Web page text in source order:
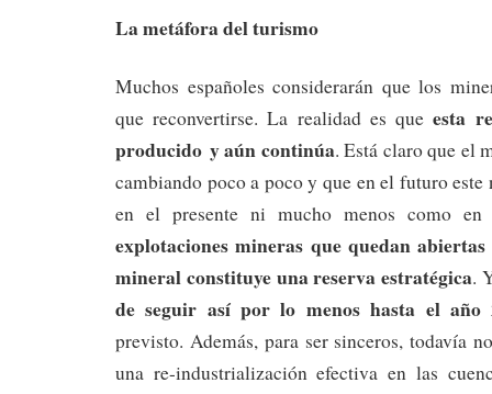
La metáfora del turismo
Muchos españoles considerarán que los
que reconvertirse. La realidad es queesta
producido y aún continúa. Está claro que el
cambiando poco a poco y que en el futuro
en el presente ni mucho menos como
explotaciones mineras que quedan
mineral constituye una reserva estratégica.
de seguir así por lo menos hasta el año
previsto. Además, para ser sinceros, todavía
una re-industrialización efectiva en las